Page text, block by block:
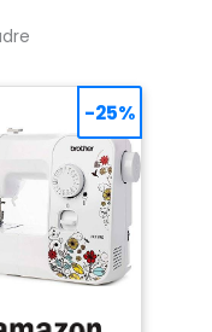
- Brother -
coudre Brother
la précision et
la marque à
Conçue pour
précise et
cette machine
vos projets
-25%